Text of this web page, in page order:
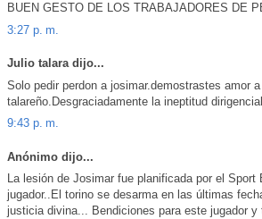
BUEN GESTO DE LOS TRABAJADORES DE
3:27 p. m.
Julio talara dijo...
Solo pedir perdon a josimar.demostrastes amor
talareño.Desgraciadamente la ineptitud
9:43 p. m.
Anónimo dijo...
La lesión de Josimar fue planificada por el
jugador..El torino se desarma en las últimas
justicia divina... Bendiciones para este jugador y